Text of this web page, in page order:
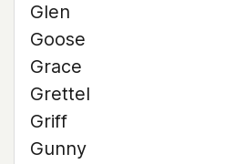
Glen
Goose
Grace
Grettel
Griff
Gunny